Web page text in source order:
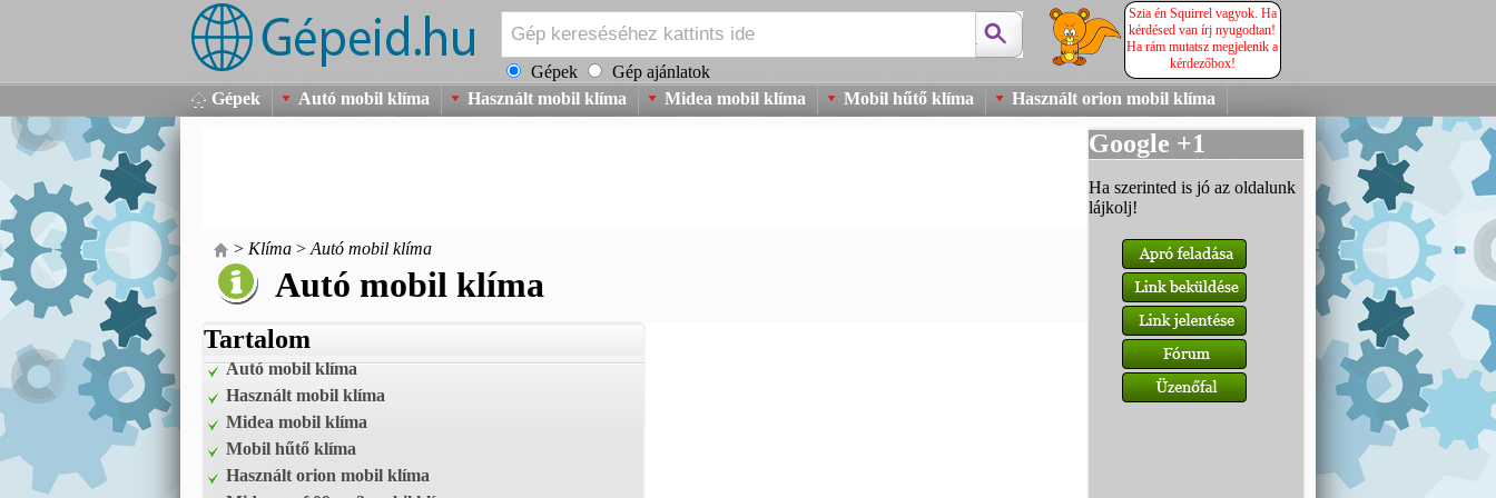
Gépek Gép ajánlatok
Szia én Squirrel vagyok. Ha
kérdésed van írj nyugodtan!
Ha rám mutatsz megjelenik a
kérdezőbox!
Gépek Autó mobil klíma Használt mobil klíma Midea mobil klíma Mobil hűtő klíma Használt orion mobil klíma
> Klíma > Autó mobil klíma
Autó mobil klíma
Tartalom
Autó mobil klíma
Használt mobil klíma
Midea mobil klíma
Mobil hűtő klíma
Használt orion mobil klíma
Google +1
Ha szerinted is jó az oldalunk
lájkolj!